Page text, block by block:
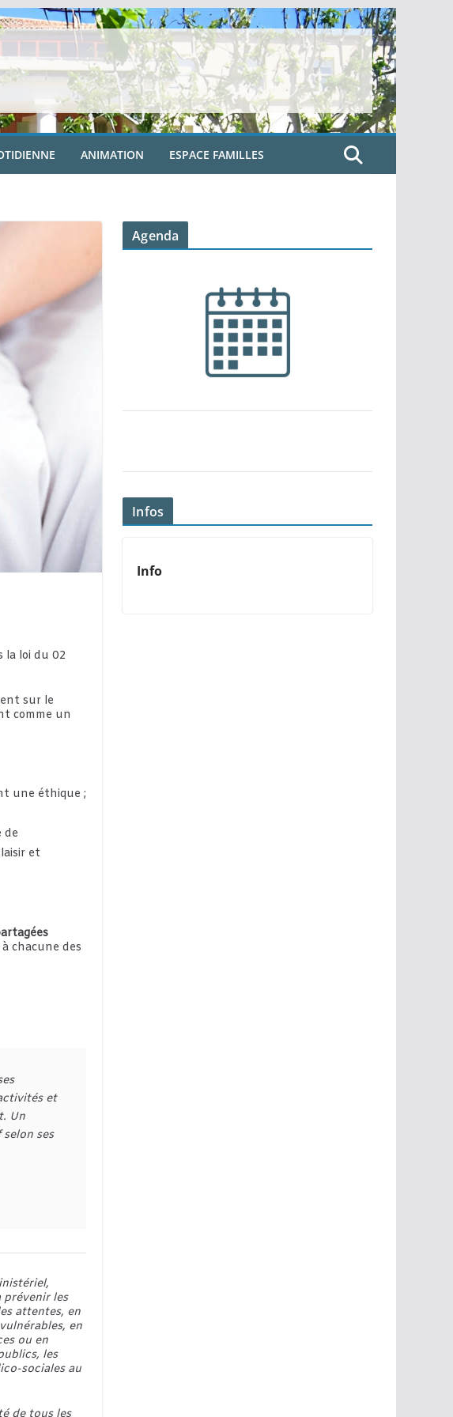
ANIMATION ESPACE FAMILLES
la loi du 02
sur le
comme un
une éthique ;
de
et
chacune des
et
Un
ses
prévenir les
attentes, en
en
ou en
les
sociales au
Agenda
Infos
Info